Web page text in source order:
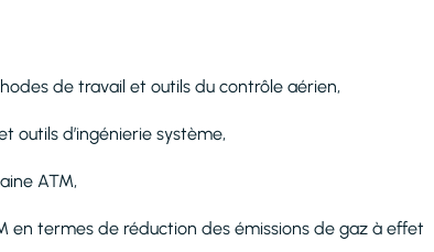
de travail et outils du contrôle aérien,
outils d’ingénierie système,
ATM,
en termes de réduction des émissions de gaz à effet